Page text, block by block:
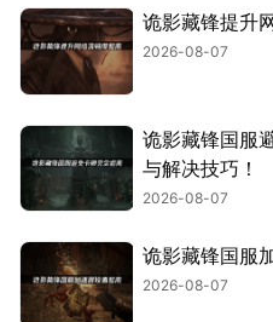
诡影藏锋提升
2026-08-07
诡影藏锋国服
与解决技巧！
2026-08-07
诡影藏锋国服
2026-08-07